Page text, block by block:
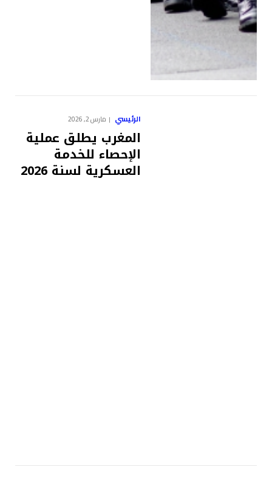
الرئيسي مارس 2, 2026
المغرب يطلق عملية
الإحصاء للخدمة
العسكرية لسنة 2026